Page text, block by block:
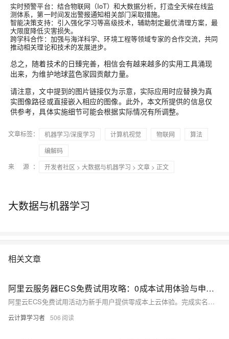
实时预警平台：结合物联网（IoT）和大数据分析，打造全天候在线监
测体系，第一时间发出警报通知相关部门采取措施。
智能决策支持：引入强化学习等高级技术，辅助制定最优清理方案，最
大限度降低灾害损失。
跨学科合作：加强与海洋科学、环境工程等领域专家的合作交流，共同
推动相关理论和技术的发展进步。
总之，随着技术的日臻完善，相信会有越来越多的实用工具涌现
出来，为维护地球蓝色家园贡献力量。
请注意，文中提到的图片链接仅为示意，实际应用时应替换为真
实图像路径或直接嵌入相应的图像。此外，本文所提供的信息仅
供参考，具体实施细节可能会根据实际情况有所调整。
文章标签： 机器学习/深度学习 计算机视觉 物联网
算法
编解码
来 源：
开发者社区 > 大数据与机器学习 > 文章 > 正文
大数据与机器学习
相关文章
阿里云服务器ECS免费试用攻略：0成本试用体验与申请与使用注意事项
阿里云ECS免费试用活动为新手用户提供零成本上云体验。完成实名认证且从未购买过ECS的用户，可申请3个月免费试用：个人用户享300元额度（0.833元/小时），企业用户享660元额度（1.833元/小时），每月另赠20GB国内+200GB海外公网流量，支持华北2、杭州、广州等7大免费地域。试用期内可灵活调整实例配置，适用于网站托管、开发测试、数据库部署等多种场景。超出额度按量计费，到期未释放将自动转为按量付费。
云计算学习者 506